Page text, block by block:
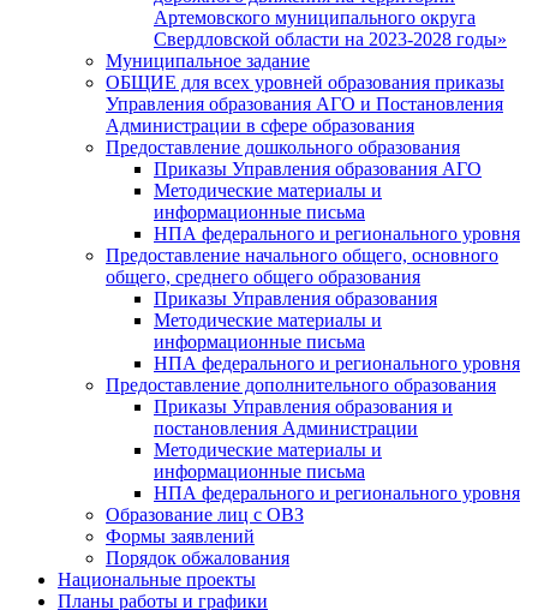
Артемовского муниципального округа
Свердловской области на 2023-2028 годы»
Муниципальное задание
ОБЩИЕ для всех уровней образования приказы
Управления образования АГО и Постановления
Администрации в сфере образования
Предоставление дошкольного образования
Приказы Управления образования АГО
Методические материалы и
информационные письма
НПА федерального и регионального уровня
Предоставление начального общего, основного
общего, среднего общего образования
Приказы Управления образования
Методические материалы и
информационные письма
НПА федерального и регионального уровня
Предоставление дополнительного образования
Приказы Управления образования и
постановления Администрации
Методические материалы и
информационные письма
НПА федерального и регионального уровня
Образование лиц с ОВЗ
Формы заявлений
Порядок обжалования
Национальные проекты
Планы работы и графики